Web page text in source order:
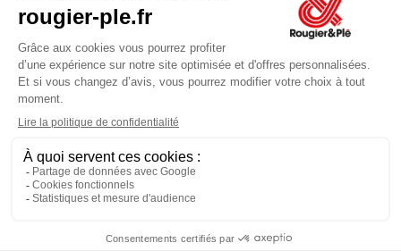
ouvert à 09:30
Rougier et Plé 2024 Copyright
Conditions générales des ventes
Données personnelles
Paiement sécurisé
Plan du site
Mentions légales